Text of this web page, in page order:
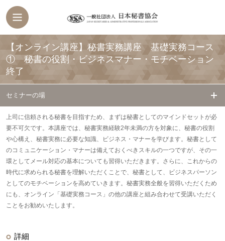
【オンライン講座】秘書実務講座 基礎実務コース
① 秘書の役割・ビジネスマナー・モチベーション
終了
セミナーの場
上司に信頼される秘書を目指すため、まずは秘書としてのマインドセットが必
要不可欠です。本講座では、秘書実務経験2年未満の方を対象に、秘書の役割
や心構え、秘書実務に必要な知識、ビジネス・マナーを学びます。秘書として
のコミュニケーション・マナーは備えておくべきスキルの一つですが、その一
環としてメール対応の基本についても習得いただきます。さらに、これからの
時代に求められる秘書を理解いただくことで、秘書として、ビジネスパーソン
としてのモチベーションを高めていきます。秘書実務全般を習得いただくため
にも、オンライン「基礎実務コース」の他の講座と組み合わせて受講いただく
ことをお勧めいたします。
詳細